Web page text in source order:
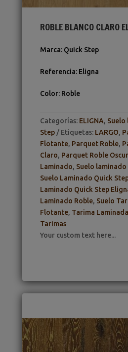
ROBLE BLANCO CLARO
Marca: Quick Step
Referencia: Eligna
Color: Roble
Categorías: ELIGNA, Suelo
Step
Etiquetas: LARGO,
Flotante, Parquet Roble,
Claro, Parquet Roble
Laminado, Suelo laminado
Suelo Laminado Quick
Laminado Quick Step
Laminado Roble, Suelo
Flotante, Tarima Laminada
Tarimas
Your custom text here...